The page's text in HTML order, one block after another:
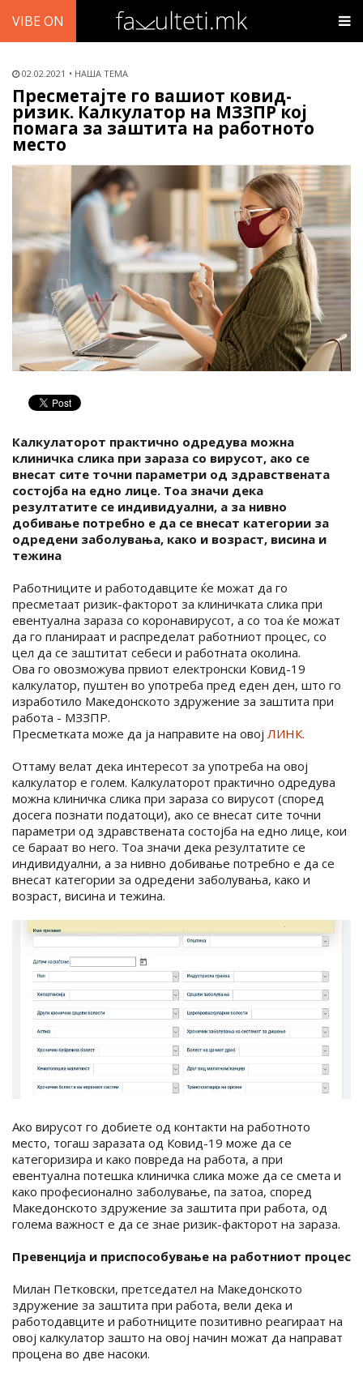
VIBE ON
02.02.2021 НАША ТЕМА
Пресметајте го вашиот ковид-
ризик. Калкулатор на МЗЗПР кој
помага за заштита на работното
место
Калкулаторот практично одредува можна
клиничка слика при зараза со вирусот, ако се
внесат сите точни параметри од здравствената
состојба на едно лице. Тоа значи дека
резултатите се индивидуални, а за нивно
добивање потребно е да се внесат категории за
одредени заболувања, како и возраст, висина и
тежина
Работниците и работодавците ќе можат да го
пресметаат ризик-факторот за клиничката слика при
евентуална зараза со коронавирусот, а со тоа ќе можат
да го планираат и распределат работниот процес, со
цел да се заштитат себеси и работната околина.
Ова го овозможува првиот електронски Ковид-19
калкулатор, пуштен во употреба пред еден ден, што го
изработило Македонското здружение за заштита при
работа - МЗЗПР.
Пресметката може да ја направите на овој ЛИНК.
Оттаму велат дека интересот за употреба на овој
калкулатор е голем. Калкулаторот практично одредува
можна клиничка слика при зараза со вирусот (според
досега познати податоци), ако се внесат сите точни
параметри од здравствената состојба на едно лице, кои
се бараат во него. Тоа значи дека резултатите се
индивидуални, а за нивно добивање потребно е да се
внесат категории за одредени заболувања, како и
возраст, висина и тежина.
Ако вирусот го добиете од контакти на работното
место, тогаш заразата од Ковид-19 може да се
категоризира и како повреда на работа, а при
евентуална потешка клиничка слика може да се смета и
како професионално заболување, па затоа, според
Македонското здружение за заштита при работа, од
голема важност е да се знае ризик-факторот на зараза.
Превенција и приспособување на работниот процес
Милан Петковски, претседател на Македонското
здружение за заштита при работа, вели дека и
работодавците и работниците позитивно реагираат на
овој калкулатор зашто на овој начин можат да направат
процена во две насоки.